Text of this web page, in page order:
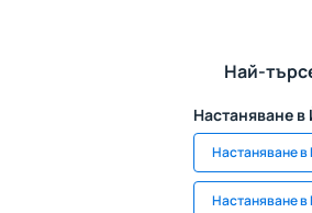
Най-
Настаняване
Настаняване в
Настаняване